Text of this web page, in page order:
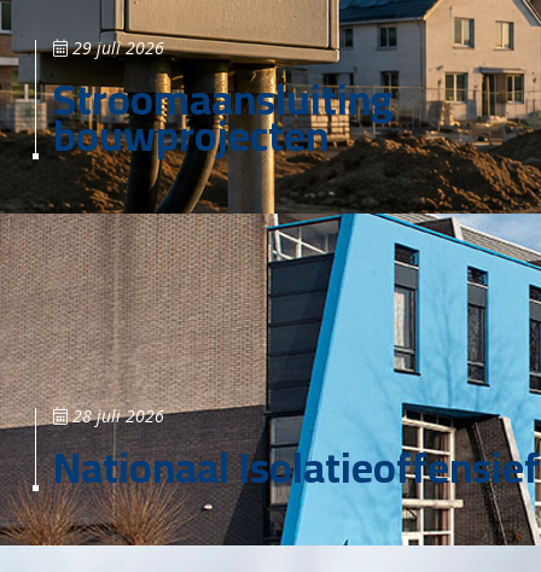
29 juli 2026
Stroomaansluiting
bouwprojecten
28 juli 2026
Nationaal Isolatieoffensief